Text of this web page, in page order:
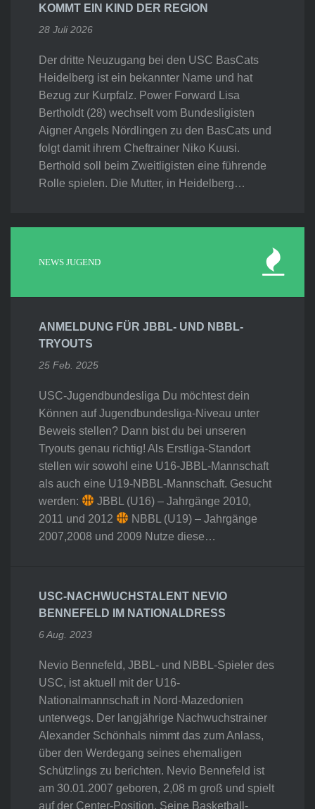
KOMMT EIN KIND DER REGION
28 Juli 2026
Der dritte Neuzugang bei den USC BasCats
Heidelberg ist ein bekannter Name und hat
Bezug zur Kurpfalz. Power Forward Lisa
Bertholdt (28) wechselt vom Bundesligisten
Aigner Angels Nördlingen zu den BasCats und
folgt damit ihrem Cheftrainer Niko Kuusi.
Berthold soll beim Zweitligisten eine führende
Rolle spielen. Die Mutter, in Heidelberg…
NEWS JUGEND
ANMELDUNG FÜR JBBL- UND NBBL-
TRYOUTS
25 Feb. 2025
USC-Jugendbundesliga Du möchtest dein
Können auf Jugendbundesliga-Niveau unter
Beweis stellen? Dann bist du bei unseren
Tryouts genau richtig! Als Erstliga-Standort
stellen wir sowohl eine U16-JBBL-Mannschaft
als auch eine U19-NBBL-Mannschaft. Gesucht
werden:
JBBL (U16) – Jahrgänge 2010,
2011 und 2012
NBBL (U19) – Jahrgänge
2007,2008 und 2009 Nutze diese…
USC-NACHWUCHSTALENT NEVIO
BENNEFELD IM NATIONALDRESS
6 Aug. 2023
Nevio Bennefeld, JBBL- und NBBL-Spieler des
USC, ist aktuell mit der U16-
Nationalmannschaft in Nord-Mazedonien
unterwegs. Der langjährige Nachwuchstrainer
Alexander Schönhals nimmt das zum Anlass,
über den Werdegang seines ehemaligen
Schützlings zu berichten. Nevio Bennefeld ist
am 30.01.2007 geboren, 2,08 m groß und spielt
auf der Center-Position. Seine Basketball-